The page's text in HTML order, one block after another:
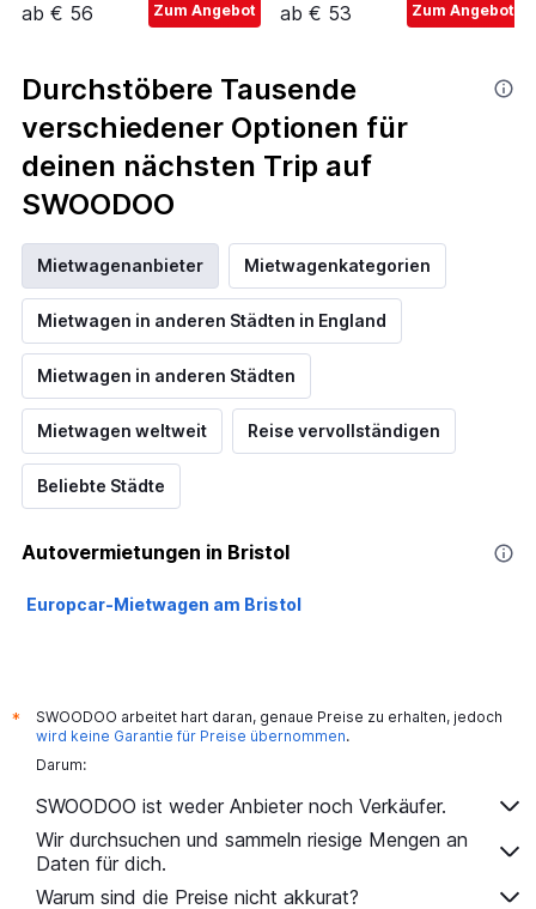
ab € 56
Zum Angebot
ab € 53
Zum Angebot
Durchstöbere Tausende
verschiedener Optionen für
deinen nächsten Trip auf
SWOODOO
Mietwagenanbieter Mietwagenkategorien
Mietwagen in anderen Städten in England
Mietwagen in anderen Städten
Mietwagen weltweit Reise vervollständigen
Beliebte Städte
Autovermietungen in Bristol
Europcar-Mietwagen am Bristol
*
SWOODOO arbeitet hart daran, genaue Preise zu erhalten, jedoch
wird keine Garantie für Preise übernommen.
Darum:
SWOODOO ist weder Anbieter noch Verkäufer.
Wir durchsuchen und sammeln riesige Mengen an
Daten für dich.
Warum sind die Preise nicht akkurat?